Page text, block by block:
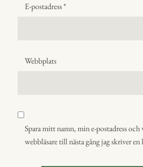
E-postadress*
Webbplats
Spara mitt namn, min e-postadress
webbläsare till nästa gång jag skriver